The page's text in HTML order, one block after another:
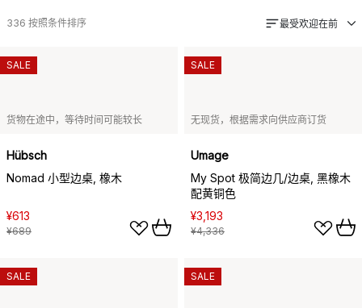
336 按照条件排序 最受欢迎在前
货物在途中，等待时间可能较长
Hübsch
Nomad 小型边桌, 橡木
¥613
¥689
SALE
无现货，根据需求向供应商订货
Umage
My Spot 极简边几/边桌, 黑橡木
配黄铜色
¥3,193
¥4,336
SALE
SALE SALE